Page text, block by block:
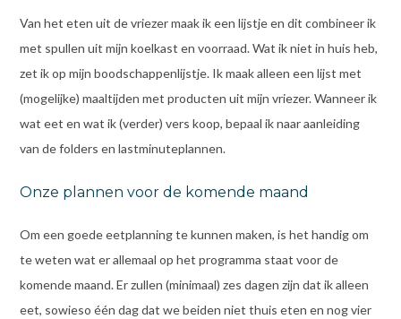
Van het eten uit de vriezer maak ik een lijstje en dit combineer ik
met spullen uit mijn koelkast en voorraad. Wat ik niet in huis heb,
zet ik op mijn boodschappenlijstje. Ik maak alleen een lijst met
(mogelijke) maaltijden met producten uit mijn vriezer. Wanneer ik
wat eet en wat ik (verder) vers koop, bepaal ik naar aanleiding
van de folders en lastminuteplannen.
Onze plannen voor de komende maand
Om een goede eetplanning te kunnen maken, is het handig om
te weten wat er allemaal op het programma staat voor de
komende maand. Er zullen (minimaal) zes dagen zijn dat ik alleen
eet, sowieso één dag dat we beiden niet thuis eten en nog vier